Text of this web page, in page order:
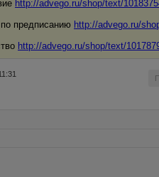
http://advego.ru/shop/text/
предписанию http://advego.ru/
http://advego.ru/shop/text/